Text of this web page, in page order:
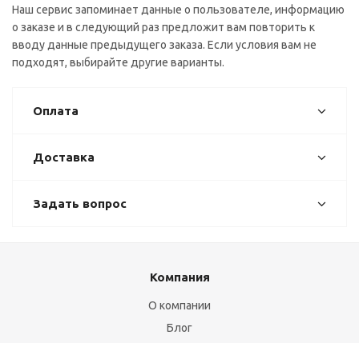
Наш сервис запоминает данные о пользователе, информацию
о заказе и в следующий раз предложит вам повторить к
вводу данные предыдущего заказа. Если условия вам не
подходят, выбирайте другие варианты.
Оплата
Доставка
Задать вопрос
Компания
О компании
Блог